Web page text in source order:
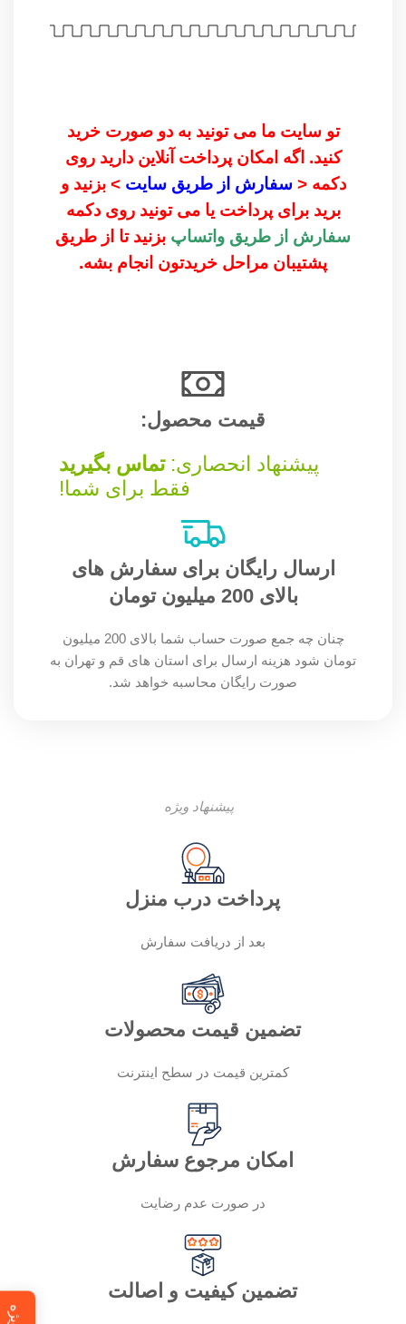
تو سایت ما می تونید به دو صورت خرید
کنید. اگه امکان پرداخت آنلاین دارید روی
دکمه <سفارش از طریق سایت> بزنید و
برید برای پرداخت یا می تونید روی دکمه
سفارش از طریق واتساپ بزنید تا از طریق
پشتیبان مراحل خریدتون انجام بشه.
قیمت محصول:​
پیشنهاد انحصاری:تماس بگیرید
فقط برای شما!
ارسال رایگان برای سفارش های
بالای 200 میلیون تومان
چنان چه جمع صورت حساب شما بالای 200 میلیون
تومان شود هزینه ارسال برای استان های قم و تهران به
صورت رایگان محاسبه خواهد شد.
پیشنهاد ویژه
پرداخت درب منزل
بعد از دریافت سفارش
تضمین قیمت محصولات
کمترین قیمت در سطح اینترنت
امکان مرجوع سفارش
در صورت عدم رضایت
تضمین کیفیت و اصالت